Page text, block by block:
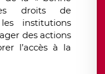
droits de
institutions
des actions
l’accès à la